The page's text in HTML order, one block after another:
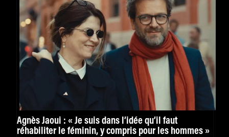
Agnès Jaoui : « Je suis dans l’idée qu’il faut
réhabiliter le féminin, y compris pour les hommes »